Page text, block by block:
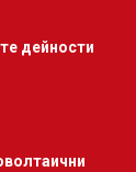
дейности